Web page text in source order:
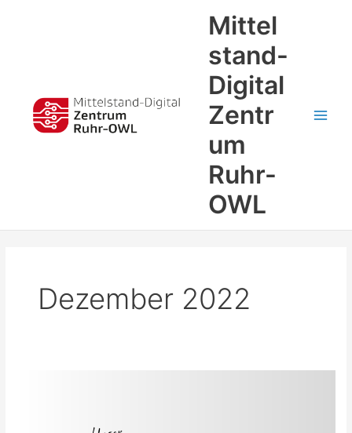
Mittel
stand-
Digital
Zentr
um
Ruhr-
OWL
Dezember 2022